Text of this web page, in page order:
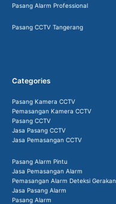
Pasang Alarm Professional
Pasang CCTV Tangerang
Categories
Pasang Kamera CCTV
Pemasangan Kamera CCTV
Pasang CCTV
Jasa Pasang CCTV
Jasa Pemasangan CCTV
Pasang Alarm Pintu
Jasa Pemasangan Alarm
Pemasangan Alarm Deteksi Gerakan
Jasa Pasang Alarm
Pasang Alarm